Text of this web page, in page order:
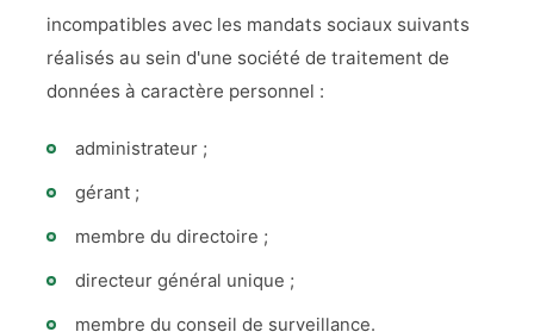
incompatibles avec les mandats sociaux suivants
réalisés au sein d'une société de traitement de
données à caractère personnel :
administrateur ;
gérant ;
membre du directoire ;
directeur général unique ;
membre du conseil de surveillance.